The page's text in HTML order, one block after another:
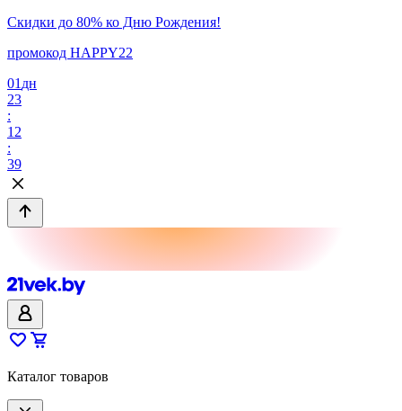
Скидки до 80% ко Дню Рождения!
промокод HAPPY22
01 дн
23
:
12
:
39
Каталог товаров